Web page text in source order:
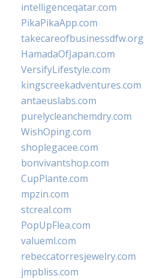
intelligenceqatar.com
PikaPikaApp.com
takecareofbusinessdfw.org
HamadaOfJapan.com
VersifyLifestyle.com
kingscreekadventures.com
antaeuslabs.com
purelycleanchemdry.com
WishOping.com
shoplegacee.com
bonvivantshop.com
CupPlante.com
mpzin.com
stcreal.com
PopUpFlea.com
valueml.com
rebeccatorresjewelry.com
jmpbliss.com